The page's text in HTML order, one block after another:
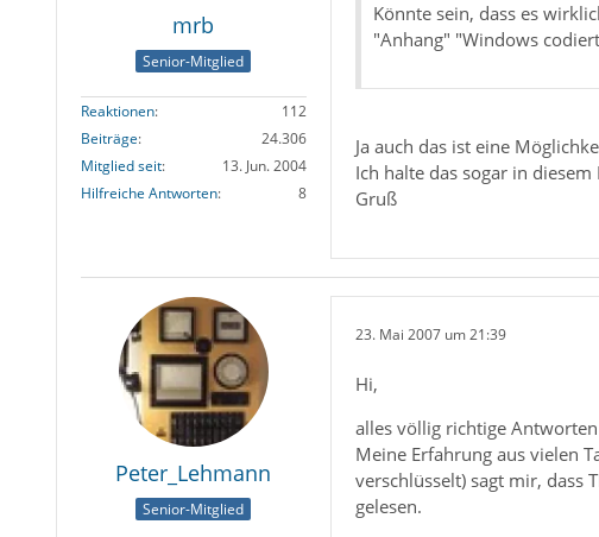
mrb
Senior-Mitglied
Reaktionen
112
Beiträge
24.306
Mitglied seit
13. Jun. 2004
Hilfreiche Antworten
8
Könnte sein, dass es
"Anhang" "Windows
Ja auch das ist eine
Ich halte das sogar in
Gruß
Peter_Lehmann
Senior-Mitglied
23. Mai 2007 um 21:39
Hi,
alles völlig richtige Antworten
Meine Erfahrung aus vielen
verschlüsselt) sagt mir, dass
gelesen.